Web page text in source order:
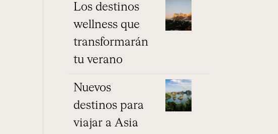
Los destinos
wellness que
transformarán
tu verano
Nuevos
destinos para
viajar a Asia